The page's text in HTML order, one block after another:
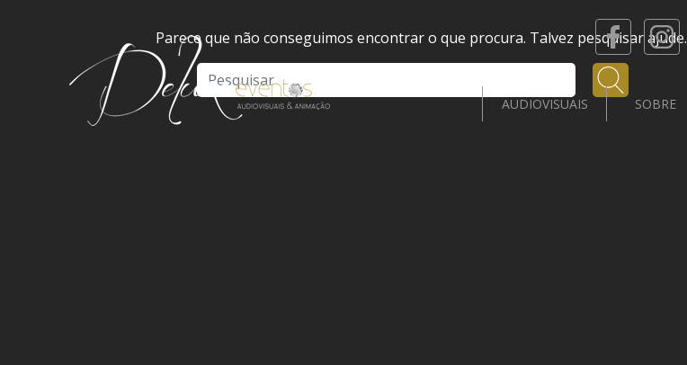
AUDIOVISUAIS SOBRE
Parece que não conseguimos encontrar o que procura. Talvez pesquisar ajude.